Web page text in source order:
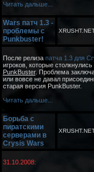
Читать дальше...
Wars патч 1.3 -
проблемы с
Punkbuster!
После релиза патча 1.3 для
игроков, которые
PunkBuster. Проблема
или вовсе не давал
старая версия PunkBuster.
Читать дальше...
Борьба с
пиратскими
серверами в
Crysis Wars
31.10.2008: